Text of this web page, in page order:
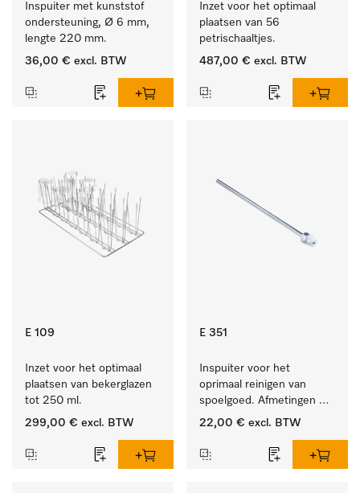
Inspuiter met kunststof
ondersteuning, Ø 6 mm,
lengte 220 mm.
36,00 € excl. BTW
Inzet voor het optimaal
plaatsen van 56
petrischaaltjes.
487,00 € excl. BTW
E 109
Inzet voor het optimaal
plaatsen van bekerglazen
tot 250 ml.
299,00 € excl. BTW
E 351
Inspuiter voor het
oprimaal reinigen van
spoelgoed. Afmetingen 4
x 160 mm.
22,00 € excl. BTW